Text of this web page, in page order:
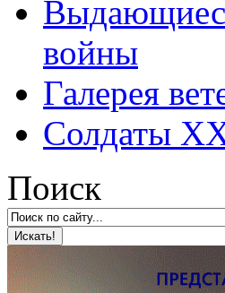
войны
Галерея
Солдаты
Поиск